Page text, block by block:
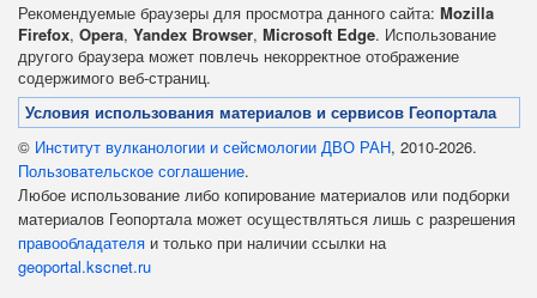
Рекомендуемые браузеры для просмотра данного сайта: Mozilla
Firefox, Opera, Yandex Browser, Microsoft Edge. Использование
другого браузера может повлечь некорректное отображение
содержимого веб-страниц.
Условия использования материалов и сервисов Геопортала
© Институт вулканологии и сейсмологии ДВО РАН, 2010-2026.
Пользовательское соглашение.
Любое использование либо копирование материалов или подборки
материалов Геопортала может осуществляться лишь с разрешения
правообладателя и только при наличии ссылки на
geoportal.kscnet.ru